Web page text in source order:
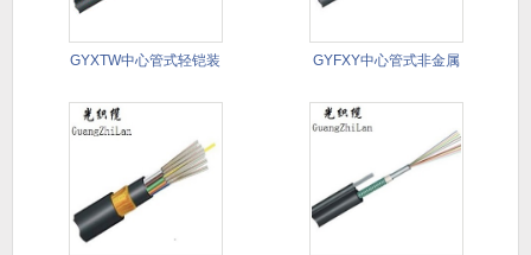
GYXTW中心管式轻铠装 GYFXY中心管式非金属